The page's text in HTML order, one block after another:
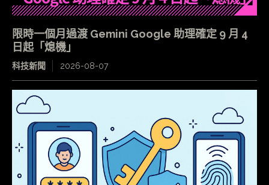
限時一個月過渡 Gemini Google 助理確定 9 月 4
日起「熄機」
科技新聞 2026-08-07